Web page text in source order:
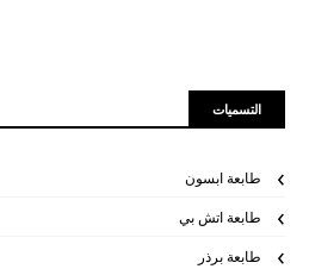
التسميات
طابعة ابسون
طابعة اتش بي
طابعة برذر